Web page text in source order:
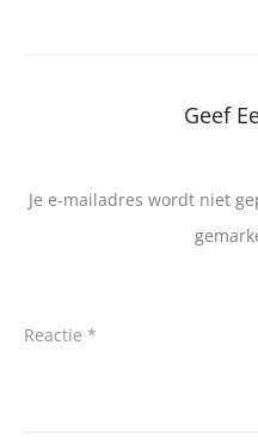
Geef
Je e-mailadres wordt niet
Reactie *